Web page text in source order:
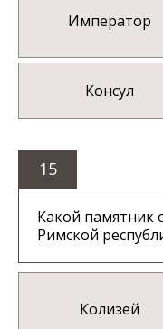
Император
Консул
15
Какой памятник
Римской
Колизей